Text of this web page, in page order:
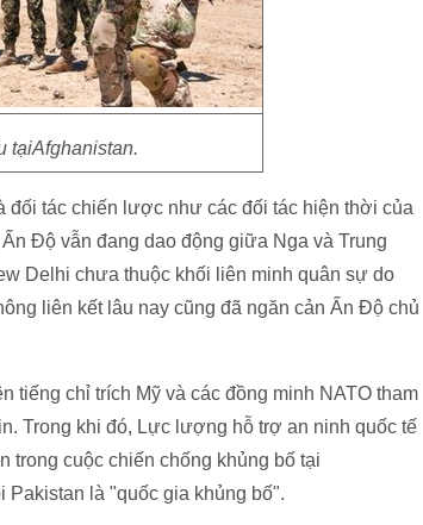
tạiAfghanistan.
đối tác chiến lược như các đối tác hiện thời của
Độ vẫn đang dao động giữa Nga và Trung
Delhi chưa thuộc khối liên minh quân sự do
liên kết lâu nay cũng đã ngăn cản Ấn Độ chủ
tiếng chỉ trích Mỹ và các đồng minh NATO tham
Trong khi đó, Lực lượng hỗ trợ an ninh quốc tế
trong cuộc chiến chống khủng bố tại
là "quốc gia khủng bố".